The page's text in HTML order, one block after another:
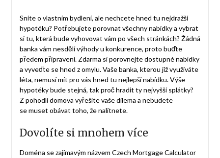
Sníte o vlastním bydlení, ale nechcete hned tu nejdražší
hypotéku? Potřebujete porovnat všechny nabídky a vybrat
si tu, která bude vyhovovat vám po všech stránkách? Žádná
banka vám nesdělí výhody u konkurence, proto buďte
předem připravení. Zdarma si porovnejte dostupné nabídky
a vyveďte se hned z omylu. Vaše banka, kterou již využíváte
léta, nemusí mít pro vás hned tu nejlepší nabídku. Výše
hypotéky bude stejná, tak proč hradit ty nejvyšší splátky?
Z pohodlí domova vyřešíte vaše dilema a nebudete
se muset obávat toho, že nalítnete.
Dovolíte si mnohem více
Doména se zajímavým názvem Czech Mortgage Calculator